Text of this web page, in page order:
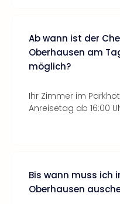
Ab wann ist der
Oberhausen am
möglich?
Ihr Zimmer im
Anreisetag ab 16:00
Bis wann muss ich
Oberhausen